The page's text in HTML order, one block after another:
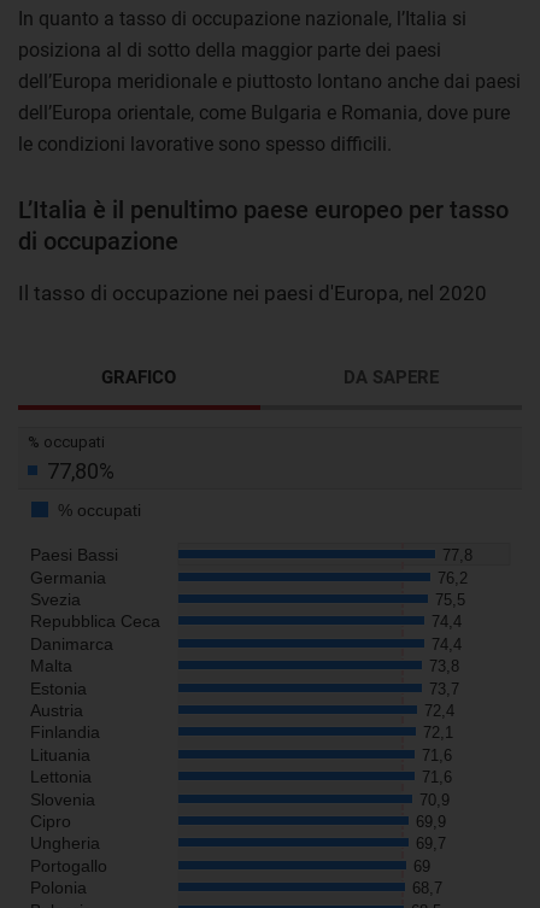
In quanto a tasso di occupazione nazionale, l’Italia si
posiziona al di sotto della maggior parte dei paesi
dell’Europa meridionale e piuttosto lontano anche dai paesi
dell’Europa orientale, come Bulgaria e Romania, dove pure
le condizioni lavorative sono spesso difficili.
L’Italia è il penultimo paese europeo per tasso
di occupazione
Il tasso di occupazione nei paesi d'Europa, nel 2020
GRAFICO DA SAPERE